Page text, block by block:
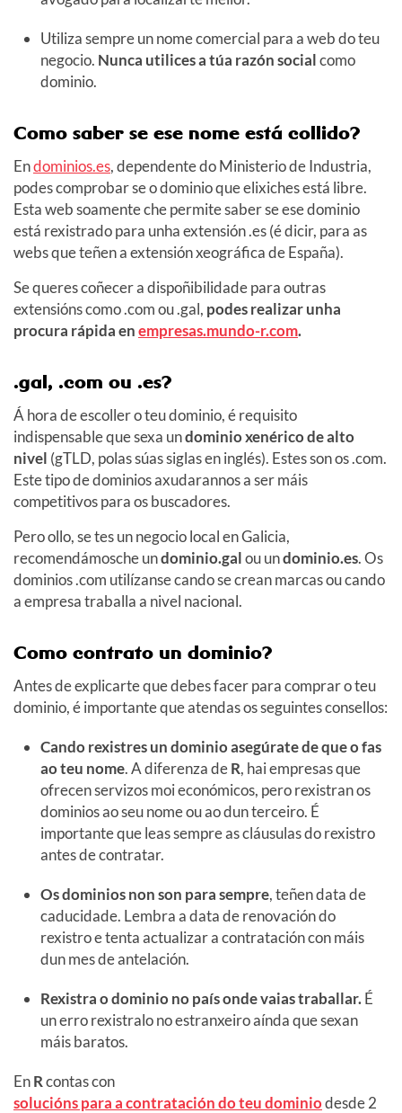
Utiliza sempre un nome comercial para a web do teu
negocio. Nunca utilices a túa razón socialcomo
dominio.
Como saber se ese nome está collido?
Endominios.es, dependente do Ministerio de Industria,
podes comprobar se o dominio que elixiches está libre.
Esta web soamente che permite saber se ese dominio
está rexistrado para unha extensión .es (é dicir, para as
webs que teñen a extensión xeográfica de España).
Se queres coñecer a dispoñibilidade para outras
extensións como .com ou .gal, podes realizar unha
procura rápida enempresas.mundo-r.com.
.gal, .com ou .es?
Á hora de escoller o teu dominio, é requisito
indispensable que sexa undominio xenérico de alto
nivel (gTLD, polas súas siglas en inglés). Estes son os .com.
Este tipo de dominios axudarannos a ser máis
competitivos para os buscadores.
Pero ollo, se tes un negocio local en Galicia,
recomendámosche undominio.galou undominio.es. Os
dominios .com utilízanse cando se crean marcas ou cando
a empresa traballa a nivel nacional.
Como contrato un dominio?
Antes de explicarte que debes facer para comprar o teu
dominio, é importante que atendas os seguintes consellos:
Cando rexistres un dominio asegúrate de que o fas
ao teu nome. A diferenza deR, hai empresas que
ofrecen servizos moi económicos, pero rexistran os
dominios ao seu nome ou ao dun terceiro. É
importante que leas sempre as cláusulas do rexistro
antes de contratar.
Os dominios non son para sempre, teñen data de
caducidade. Lembra a data de renovación do
rexistro e tenta actualizar a contratación con máis
dun mes de antelación.
Rexistra o dominio no país onde vaias traballar.É
un erro rexistralo no estranxeiro aínda que sexan
máis baratos.
EnRcontas con
solucións para a contratación do teu dominiodesde 2